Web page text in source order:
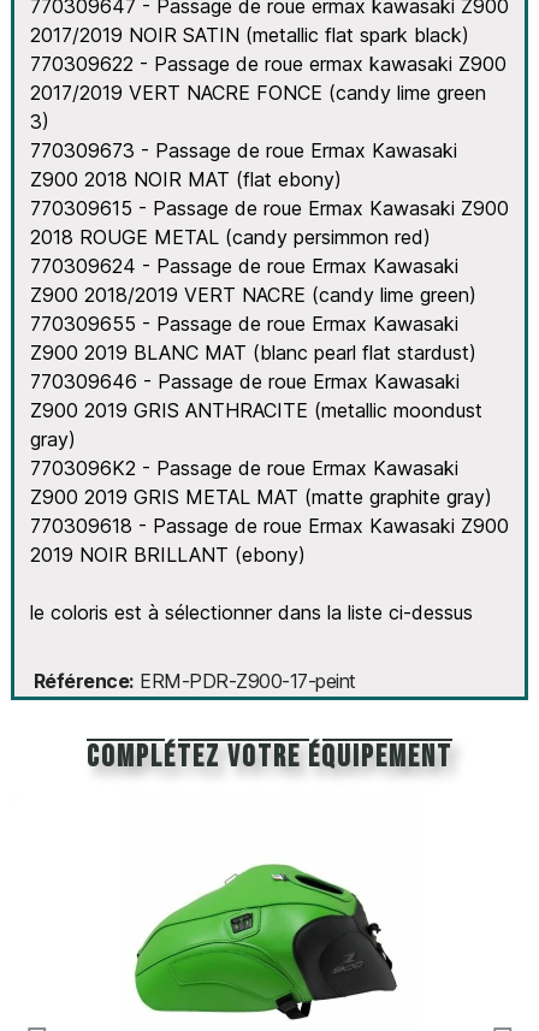
770309647 - Passage de roue ermax kawasaki Z900
2017/2019 NOIR SATIN (metallic flat spark black)
770309622 - Passage de roue ermax kawasaki Z900
2017/2019 VERT NACRE FONCE (candy lime green
3)
770309673 - Passage de roue Ermax Kawasaki
Z900 2018 NOIR MAT (flat ebony)
770309615 - Passage de roue Ermax Kawasaki Z900
2018 ROUGE METAL (candy persimmon red)
770309624 - Passage de roue Ermax Kawasaki
Z900 2018/2019 VERT NACRE (candy lime green)
770309655 - Passage de roue Ermax Kawasaki
Z900 2019 BLANC MAT (blanc pearl flat stardust)
770309646 - Passage de roue Ermax Kawasaki
Z900 2019 GRIS ANTHRACITE (metallic moondust
gray)
7703096K2 - Passage de roue Ermax Kawasaki
Z900 2019 GRIS METAL MAT (matte graphite gray)
770309618 - Passage de roue Ermax Kawasaki Z900
2019 NOIR BRILLANT (ebony)
le coloris est à sélectionner dans la liste ci-dessus
Référence ERM-PDR-Z900-17-peint
Complétez votre équipement